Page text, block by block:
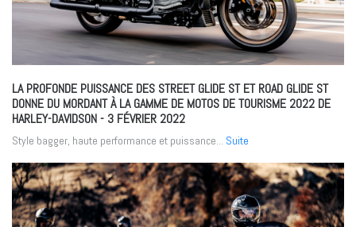
LA PROFONDE PUISSANCE DES STREET GLIDE ST ET ROAD GLIDE ST
DONNE DU MORDANT À LA GAMME DE MOTOS DE TOURISME 2022 DE
HARLEY-DAVIDSON- 3 FÉVRIER 2022
Style bagger, haute performance et puissance... Suite